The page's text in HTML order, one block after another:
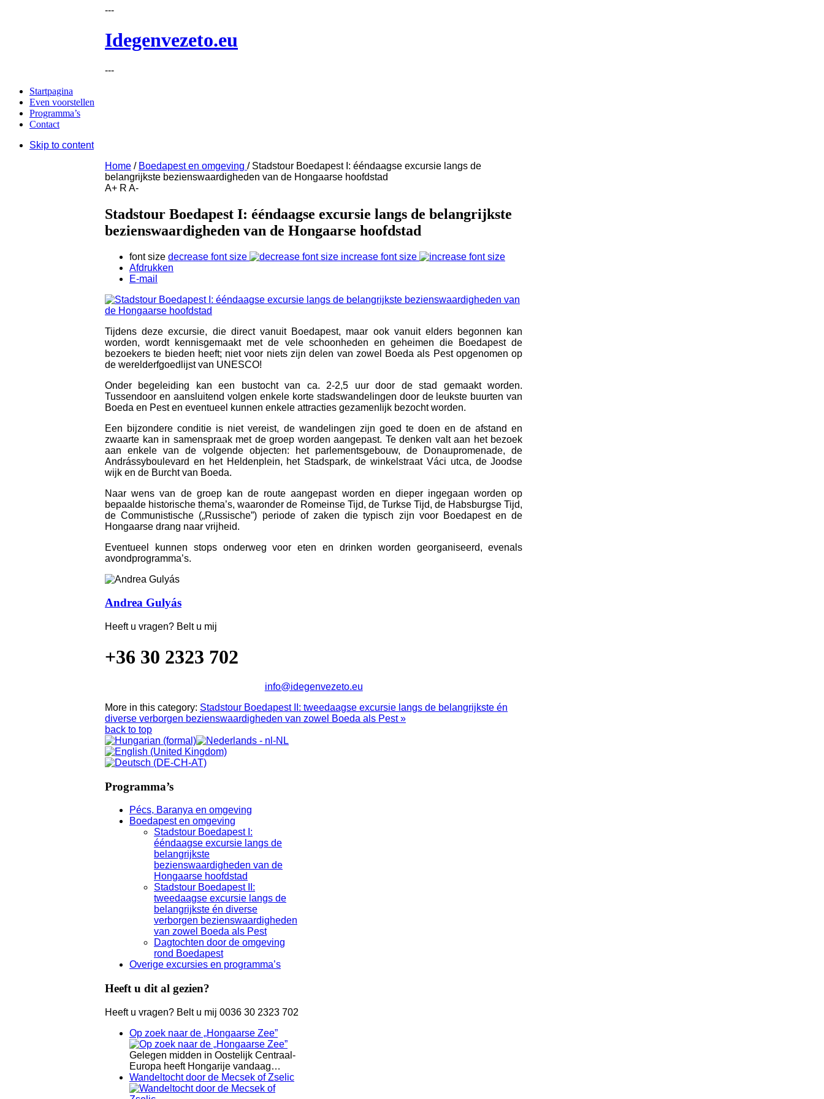
---
Idegenvezeto.eu
---
Startpagina
Even voorstellen
Programma’s
Contact
Skip to content
Home / Boedapest en omgeving / Stadstour Boedapest I: ééndaagse excursie langs de
belangrijkste bezienswaardigheden van de Hongaarse hoofdstad
A+ R A-
Stadstour Boedapest I: ééndaagse excursie langs de belangrijkste
bezienswaardigheden van de Hongaarse hoofdstad
font size decrease font size
increase font size
Afdrukken
E-mail
Tijdens deze excursie, die direct vanuit Boedapest, maar ook vanuit elders begonnen kan
worden, wordt kennisgemaakt met de vele schoonheden en geheimen die Boedapest de
bezoekers te bieden heeft; niet voor niets zijn delen van zowel Boeda als Pest opgenomen op
de werelderfgoedlijst van UNESCO!
Onder begeleiding kan een bustocht van ca. 2-2,5 uur door de stad gemaakt worden.
Tussendoor en aansluitend volgen enkele korte stadswandelingen door de leukste buurten van
Boeda en Pest en eventueel kunnen enkele attracties gezamenlijk bezocht worden.
Een bijzondere conditie is niet vereist, de wandelingen zijn goed te doen en de afstand en
zwaarte kan in samenspraak met de groep worden aangepast. Te denken valt aan het bezoek
aan enkele van de volgende objecten: het parlementsgebouw, de Donaupromenade, de
Andrássyboulevard en het Heldenplein, het Stadspark, de winkelstraat Váci utca, de Joodse
wijk en de Burcht van Boeda.
Naar wens van de groep kan de route aangepast worden en dieper ingegaan worden op
bepaalde historische thema’s, waaronder de Romeinse Tijd, de Turkse Tijd, de Habsburgse Tijd,
de Communistische („Russische”) periode of zaken die typisch zijn voor Boedapest en de
Hongaarse drang naar vrijheid.
Eventueel kunnen stops onderweg voor eten en drinken worden georganiseerd, evenals
avondprogramma’s.
Andrea Gulyás
Heeft u vragen? Belt u mij
+36 30 2323 702
info@idegenvezeto.eu
More in this category: Stadstour Boedapest II: tweedaagse excursie langs de belangrijkste én
diverse verborgen bezienswaardigheden van zowel Boeda als Pest »
back to top
Programma’s
Pécs, Baranya en omgeving
Boedapest en omgeving
Stadstour Boedapest I:
ééndaagse excursie langs de
belangrijkste
bezienswaardigheden van de
Hongaarse hoofdstad
Stadstour Boedapest II:
tweedaagse excursie langs de
belangrijkste én diverse
verborgen bezienswaardigheden
van zowel Boeda als Pest
Dagtochten door de omgeving
rond Boedapest
Overige excursies en programma’s
Heeft u dit al gezien?
Heeft u vragen? Belt u mij 0036 30 2323 702
Op zoek naar de „Hongaarse Zee”
Gelegen midden in Oostelijk Centraal-
Europa heeft Hongarije vandaag…
Wandeltocht door de Mecsek of Zselic